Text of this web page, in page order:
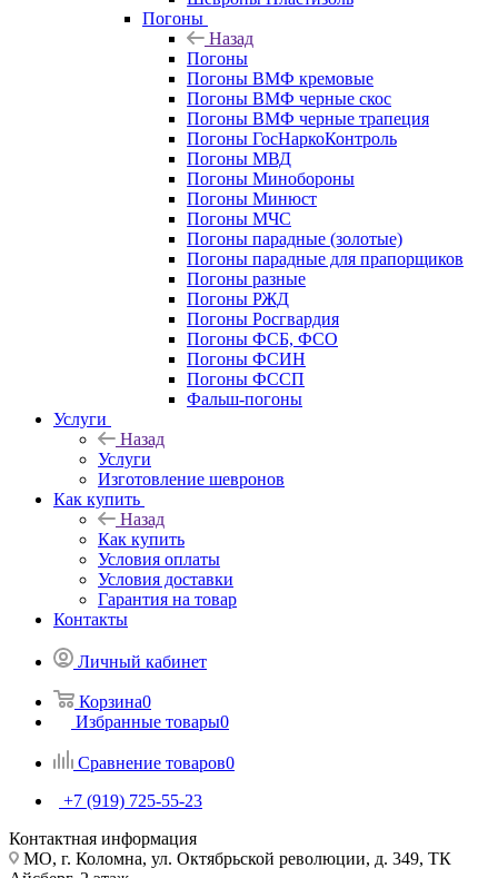
Погоны
Назад
Погоны
Погоны ВМФ кремовые
Погоны ВМФ черные скос
Погоны ВМФ черные трапеция
Погоны ГосНаркоКонтроль
Погоны МВД
Погоны Минобороны
Погоны Минюст
Погоны МЧС
Погоны парадные (золотые)
Погоны парадные для прапорщиков
Погоны разные
Погоны РЖД
Погоны Росгвардия
Погоны ФСБ, ФСО
Погоны ФСИН
Погоны ФССП
Фальш-погоны
Услуги
Назад
Услуги
Изготовление шевронов
Как купить
Назад
Как купить
Условия оплаты
Условия доставки
Гарантия на товар
Контакты
Личный кабинет
Корзина0
Избранные товары0
Сравнение товаров0
+7 (919) 725-55-23
Контактная информация
МО, г. Коломна, ул. Октябрьской революции, д. 349, ТК